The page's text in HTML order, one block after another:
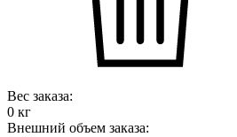
Вес заказа:
0 кг
Внешний объем заказа: